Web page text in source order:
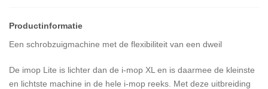
Een schrobzuigmachine met de flexibiliteit van een dweil
De imop Lite is lichter dan de i-mop XL en is daarmee de kleinste
en lichtste machine in de hele i-mop reeks. Met deze uitbreiding